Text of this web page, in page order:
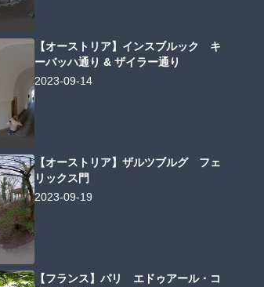
【オーストリア】インスブルック キ
ーバッハ通り & ザイラー通り
2023-09-14
【オーストリア】ザルツブルグ フェ
リックス門
2023-09-19
【フランス】パリ エドゥアール・コ